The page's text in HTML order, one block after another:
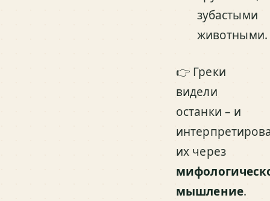
зубастыми
животными.
👉 Греки
видели
останки – и
их через
мышление.